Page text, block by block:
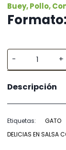
Buey, Pollo,
Perle
Delicias
Salsa
Pollo
Descripción
Etiquetas: GATO
DELICIAS EN SALSA